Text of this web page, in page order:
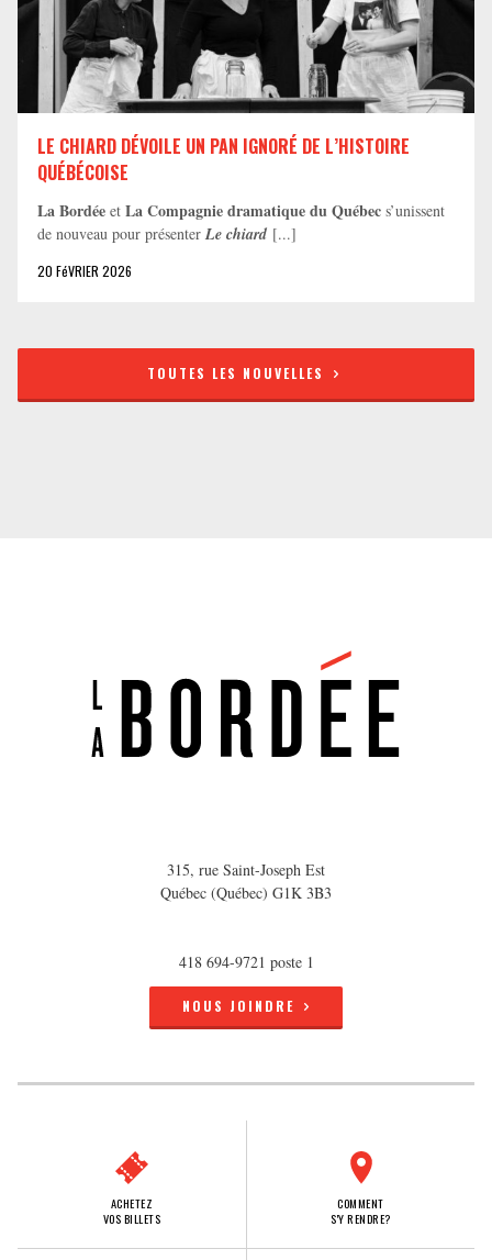
LE CHIARD DÉVOILE UN PAN IGNORÉ DE L’HISTOIRE
QUÉBÉCOISE
La Bordée et La Compagnie dramatique du Québec s’unissent
de nouveau pour présenter Le chiard [...]
20 FéVRIER 2026
TOUTES LES NOUVELLES
315, rue Saint-Joseph Est
Québec (Québec) G1K 3B3
418 694-9721 poste 1
NOUS JOINDRE
ACHETEZ
VOS BILLETS
COMMENT
S'Y RENDRE?